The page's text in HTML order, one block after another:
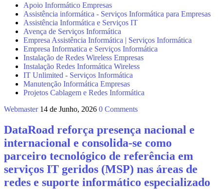
Apoio Informático Empresas
Assistência informática - Serviços Informática para Empresas
Assistência Informática e Serviços IT
Avença de Serviços Informática
Empresa Assistência Informática | Serviços Informática
Empresa Informatica e Serviços Informática
Instalação de Redes Wireless Empresas
Instalação Redes Informática Wireless
IT Unlimited - Serviços Informática
Manutenção Informática Empresas
Projetos Cablagem e Redes Informática
Webmaster 14 de Junho, 2026 0 Comments
DataRoad reforça presença nacional e
internacional e consolida‑se como
parceiro tecnológico de referência em
serviços IT geridos (MSP) nas áreas de
redes e suporte informático especializado